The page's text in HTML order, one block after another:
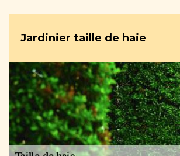
Jardinier taille de haie